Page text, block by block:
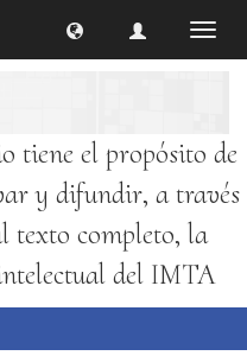
tiene el propósito de
y difundir, a través
texto completo, la
del IMTA